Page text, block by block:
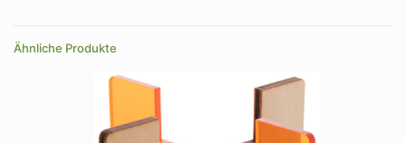
Ähnliche Produkte